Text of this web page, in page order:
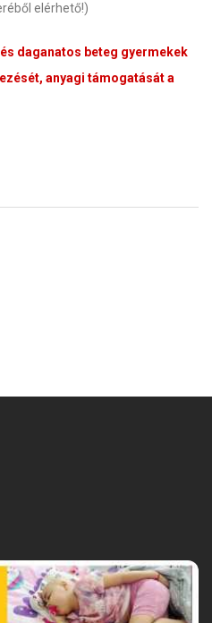
elérhető!)
daganatos beteg gyermekek
anyagi támogatását a